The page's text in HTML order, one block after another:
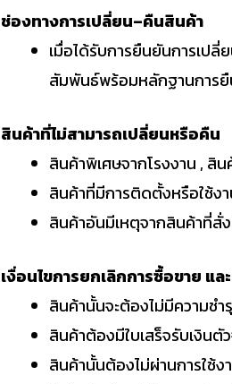
ช่องทางการเปลี่ยน–คืนสินค้า
เมื่อได้รับการยืนยันการเป
สัมพันธ์พร้อมหลักฐานการ
สินค้าที่ไม่สามารถเปลี่ยนหรือคืน
สินค้าพิเศษจากโรงงาน , สิ
สินค้าที่มีการติดตั้งหรือใช้ง
สินค้าอันมีเหตุจากสินค้าที่สั่
เงื่อนไขการยกเลิกการซื้อขาย แ
สินค้านั้นจะต้องไม่มีความช
สินค้าต้องมีใบเสร็จรับเงินตั
สินค้านั้นต้องไม่ผ่านการใช้